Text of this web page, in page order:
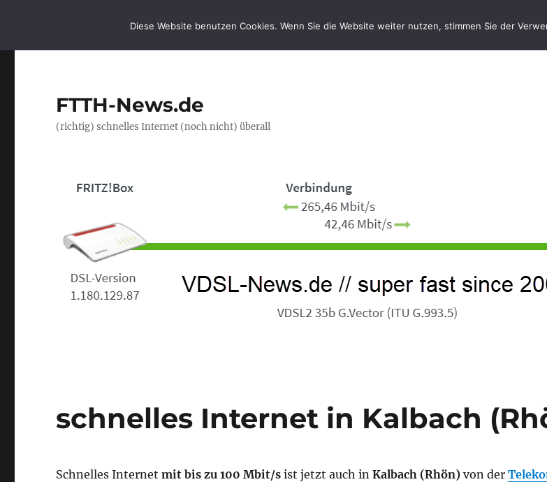
FTTH-News.de
(richtig) schnelles Internet (noch nicht) überall
schnelles Internet in Kalbach
Schnelles Internetmit bis zu 100 Mbit/s ist jetzt auch inKalbach (Rhön) von der
Diese Website benutzen Cookies. Wenn Sie die Website weiter nutzen, stimmen Sie der